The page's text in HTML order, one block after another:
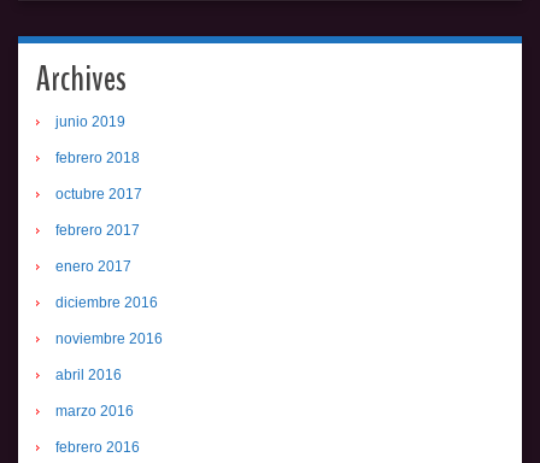
Archives
junio 2019
febrero 2018
octubre 2017
febrero 2017
enero 2017
diciembre 2016
noviembre 2016
abril 2016
marzo 2016
febrero 2016